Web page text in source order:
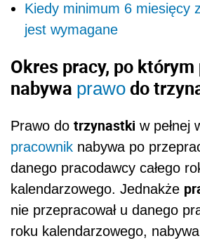
Kiedy minimum 6 miesięcy
jest wymagane
Okres pracy, po
nabywa prawo do
Prawo do trzynastki w pełnej
pracownik nabywa po
danego pracodawcy całego
kalendarzowego. Jednakże
nie przepracował u danego
roku kalendarzowego,